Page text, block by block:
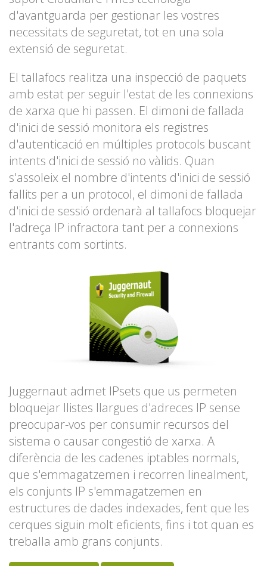
d'avantguarda per gestionar les vostres
necessitats de seguretat, tot en una sola
extensió de seguretat.
El tallafocs realitza una inspecció de paquets
amb estat per seguir l'estat de les connexions
de xarxa que hi passen. El dimoni de fallada
d'inici de sessió monitora els registres
d'autenticació en múltiples protocols buscant
intents d'inici de sessió no vàlids. Quan
s'assoleix el nombre d'intents d'inici de sessió
fallits per a un protocol, el dimoni de fallada
d'inici de sessió ordenarà al tallafocs bloquejar
l'adreça IP infractora tant per a connexions
entrants com sortints.
Juggernaut admet IPsets que us permeten
bloquejar llistes llargues d'adreces IP sense
preocupar-vos per consumir recursos del
sistema o causar congestió de xarxa. A
diferència de les cadenes iptables normals,
que s'emmagatzemen i recorren linealment,
els conjunts IP s'emmagatzemen en
estructures de dades indexades, fent que les
cerques siguin molt eficients, fins i tot quan es
treballa amb grans conjunts.